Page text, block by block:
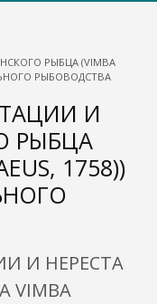
РЫБЦА (VIMBA
РЫБОВОДСТВА
И
РЫБЦА
1758))
И НЕРЕСТА
VIMBA